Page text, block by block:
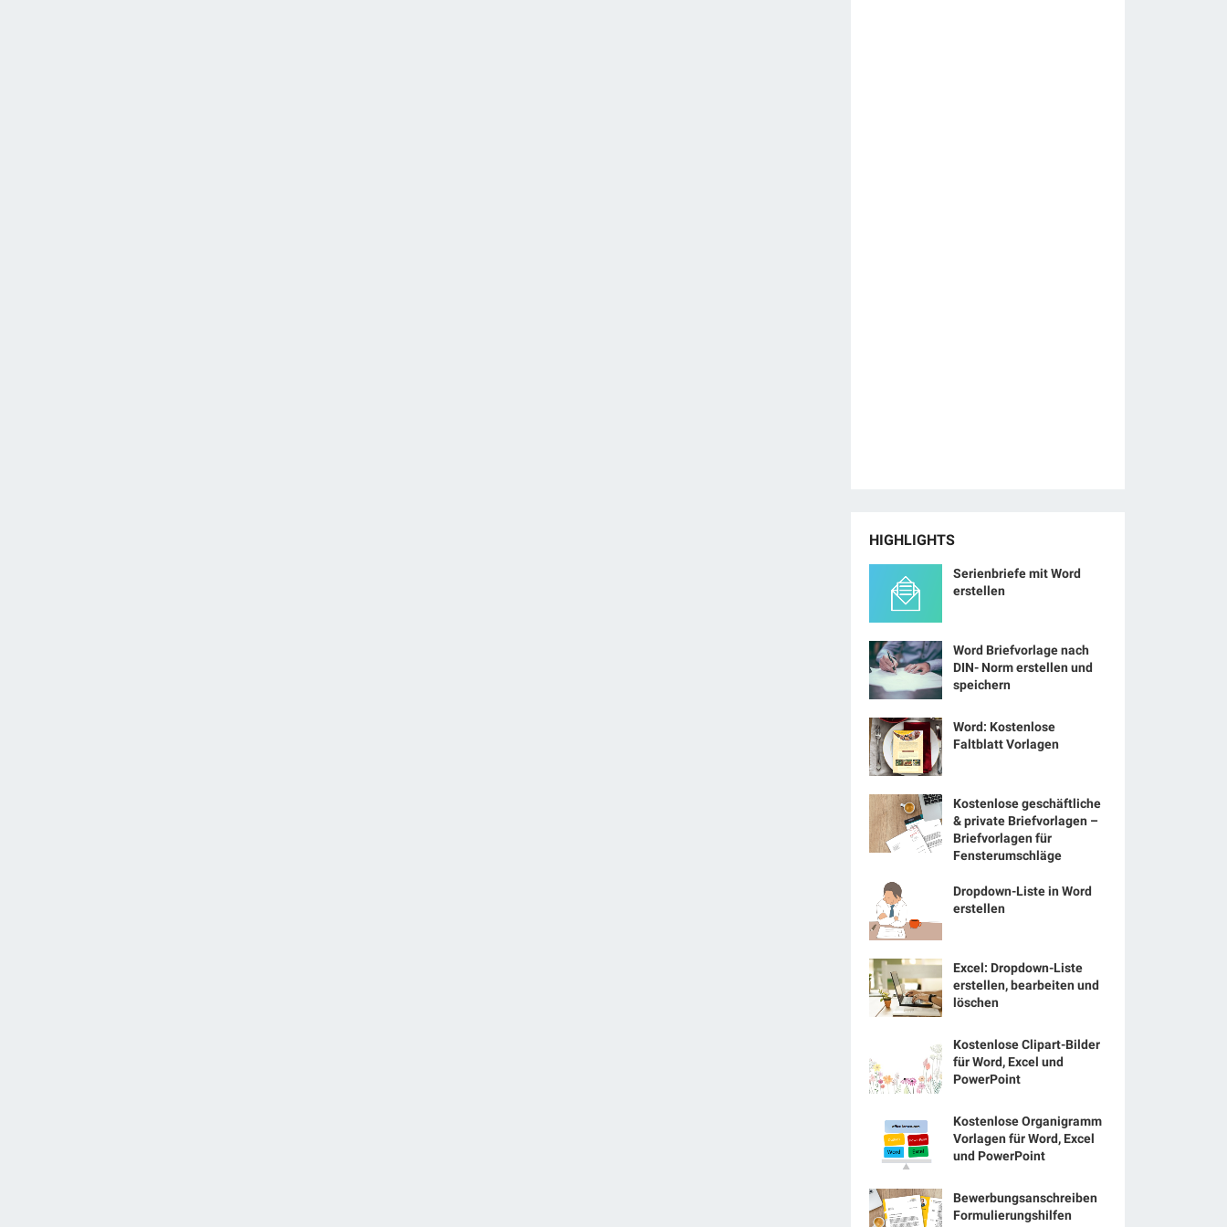
HIGHLIGHTS
Serienbriefe mit Word
erstellen
Word Briefvorlage nach
DIN- Norm erstellen und
speichern
Word: Kostenlose
Faltblatt Vorlagen
Kostenlose geschäftliche
& private Briefvorlagen –
Briefvorlagen für
Fensterumschläge
Dropdown-Liste in Word
erstellen
Excel: Dropdown-Liste
erstellen, bearbeiten und
löschen
Kostenlose Clipart-Bilder
für Word, Excel und
PowerPoint
Kostenlose Organigramm
Vorlagen für Word, Excel
und PowerPoint
Bewerbungsanschreiben
Formulierungshilfen